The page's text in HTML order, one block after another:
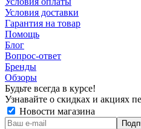
Условия доставки
Гарантия на товар
Помощь
Блог
Вопрос-ответ
Бренды
Обзоры
Будьте всегда в курсе!
Узнавайте о скидках и акциях
Новости магазина